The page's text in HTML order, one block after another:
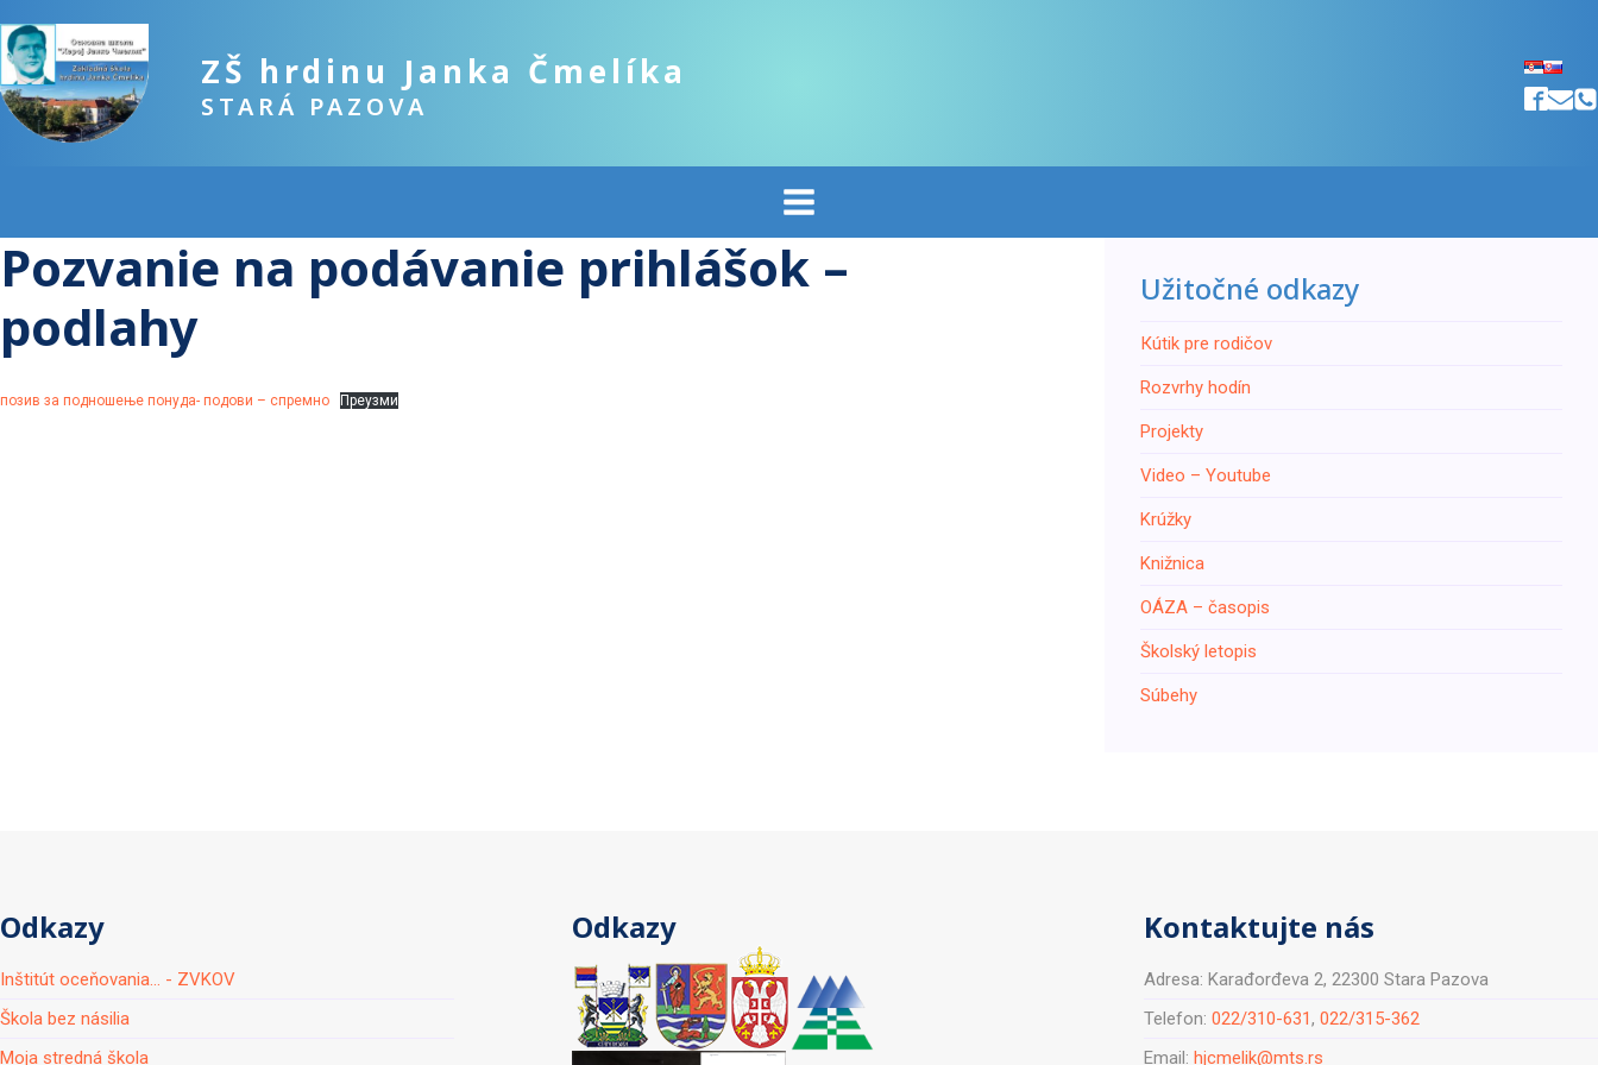
ZŠ hrdinu Janka Čmelíka
STARÁ PAZOVA
Pozvanie na podávanie prihlášok –
podlahy
позив за подношење понуда- подови – спремно Преузми
Užitočné odkazy
Кútik pre rodičov
Rozvrhy hodín
Projekty
Video – Youtube
Krúžky
Knižnica
ОÁZA – časopis
Školský letopis
Súbehy
Odkazy
Inštitút oceňovania... - ZVKOV
Škola bez násilia
Moja stredná škola
Odkazy Kontaktujte nás
Adresa: Karađorđeva 2, 22300 Stara Pazova
Telefon: 022/310-631, 022/315-362
Email: hjcmelik@mts.rs